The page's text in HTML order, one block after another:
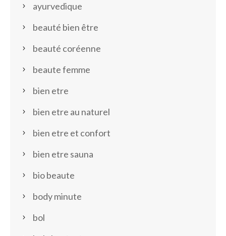
ayurvedique
beauté bien être
beauté coréenne
beaute femme
bien etre
bien etre au naturel
bien etre et confort
bien etre sauna
bio beaute
body minute
bol